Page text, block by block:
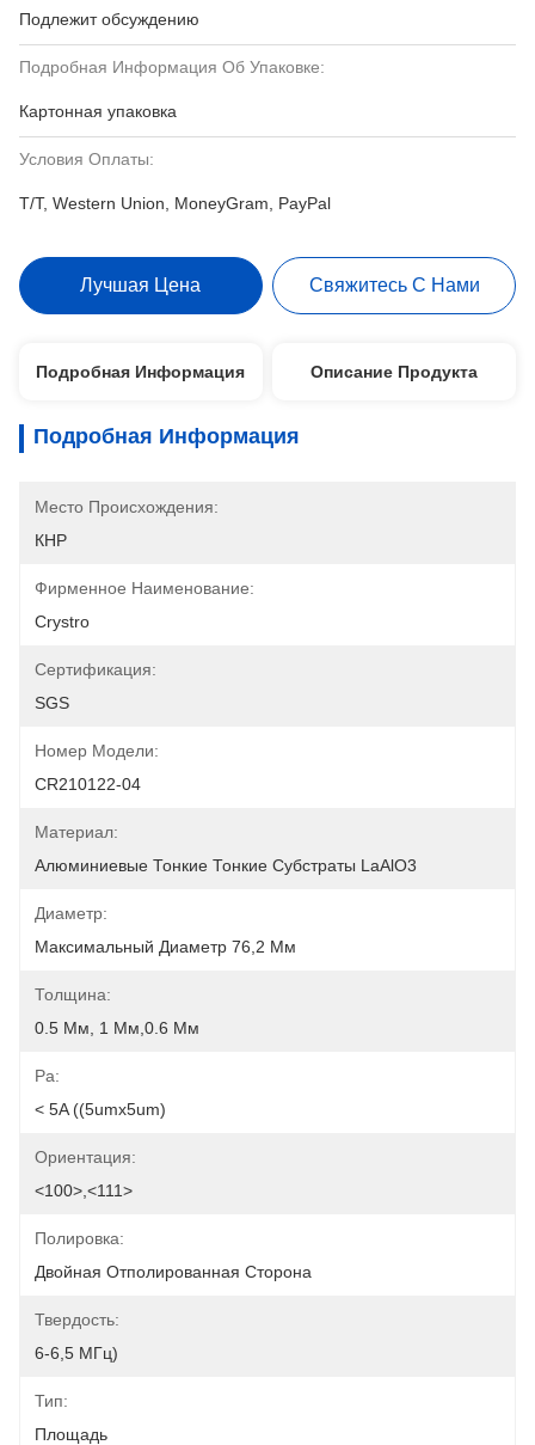
Подлежит обсуждению
Подробная Информация Об Упаковке:
Картонная упаковка
Условия Оплаты:
T/T, Western Union, MoneyGram, PayPal
Лучшая Цена Свяжитесь С Нами
Подробная Информация Описание Продукта
Подробная Информация
Место Происхождения:
КНР
Фирменное Наименование:
Crystro
Сертификация:
SGS
Номер Модели:
CR210122-04
Материал:
Алюминиевые Тонкие Тонкие Субстраты LaAlO3
Диаметр:
Максимальный Диаметр 76,2 Мм
Толщина:
0.5 Мм, 1 Мм,0.6 Мм
Ра:
< 5A ((5umx5um)
Ориентация:
<100>,<111>
Полировка:
Двойная Отполированная Сторона
Твердость:
6-6,5 МГц)
Тип:
Площадь